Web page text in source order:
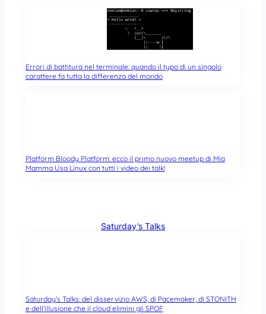
Errori di battitura nel terminale: quando il typo di un singolo
carattere fa tutta la differenza del mondo
Platform Bloody Platform: ecco il primo nuovo meetup di Mia
Mamma Usa Linux con tutti i video dei talk!
Saturday’s Talks
Saturday’s Talks: del disservizio AWS, di Pacemaker, di STONITH
e dell’illusione che il cloud elimini gli SPOF